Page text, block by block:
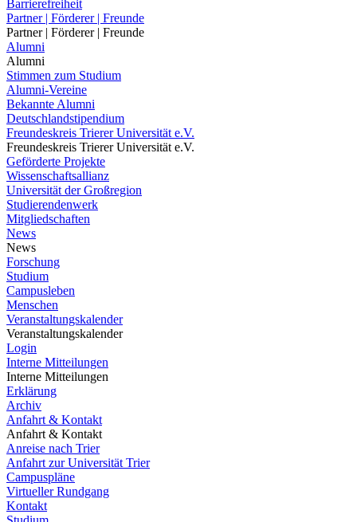
Barrierefreiheit
Partner | Förderer | Freunde
Partner | Förderer | Freunde
Alumni
Alumni
Stimmen zum Studium
Alumni-Vereine
Bekannte Alumni
Deutschlandstipendium
Freundeskreis Trierer Universität e.V.
Freundeskreis Trierer Universität e.V.
Geförderte Projekte
Wissenschaftsallianz
Universität der Großregion
Studierendenwerk
Mitgliedschaften
News
News
Forschung
Studium
Campusleben
Menschen
Veranstaltungskalender
Veranstaltungskalender
Login
Interne Mitteilungen
Interne Mitteilungen
Erklärung
Archiv
Anfahrt & Kontakt
Anfahrt & Kontakt
Anreise nach Trier
Anfahrt zur Universität Trier
Campuspläne
Virtueller Rundgang
Kontakt